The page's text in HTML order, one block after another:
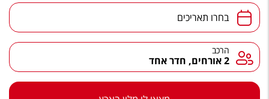
סגנונות טיול
הרגע האחרון
תאריכים בחרו תאריכים
הרכב הרכב
2 אורחים, חדר אחד